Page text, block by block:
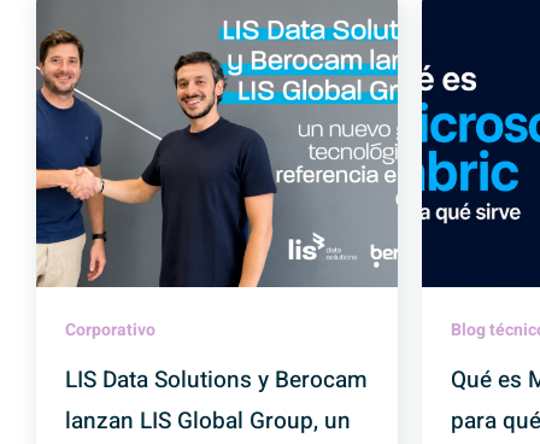
Corporativo
LIS Data Solutions y Berocam
lanzan LIS Global Group, un
Blog
Qué es
para